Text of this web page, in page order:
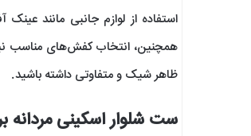
استفاده از لوازم جانبی مانند
همچنین، انتخاب کفش‌های مناسب
ظاهر شیک و متفاوتی داشته باشید.
ست شلوار اسکینی